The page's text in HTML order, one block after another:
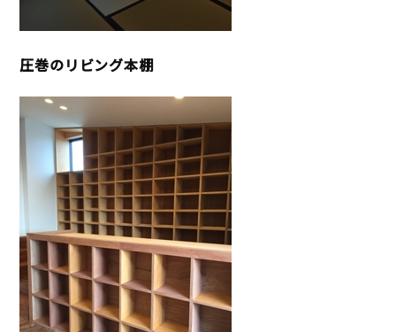
圧巻のリビング本棚